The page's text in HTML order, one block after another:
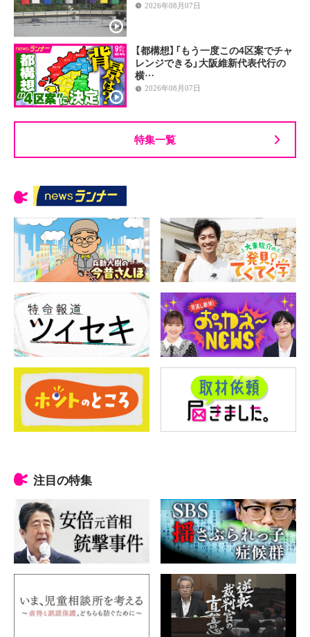
2026年08月07日
【都構想】「もう一度この4区案でチャ
レンジできる」大阪維新代表代行の
横…
2026年08月07日
特集一覧
注目の特集